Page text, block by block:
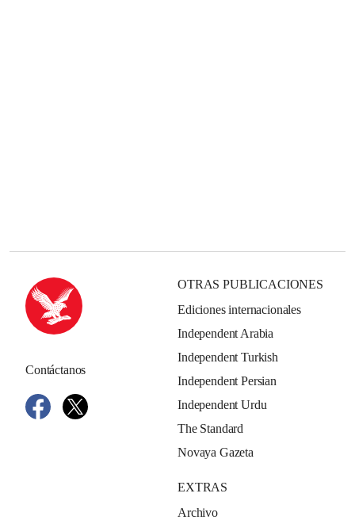
Contáctanos
OTRAS PUBLICACIONES
Ediciones internacionales
Independent Arabia
Independent Turkish
Independent Persian
Independent Urdu
The Standard
Novaya Gazeta
EXTRAS
Archivo